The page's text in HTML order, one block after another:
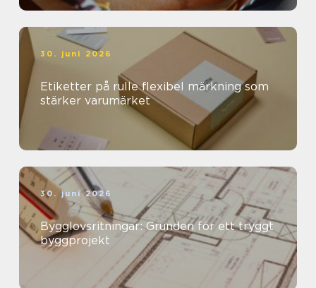
30. juni 2026
Etiketter på rulle flexibel märkning som
stärker varumärket
30. juni 2026
Bygglovsritningar: Grunden för ett tryggt
byggprojekt